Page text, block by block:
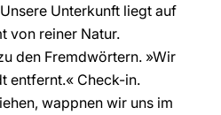
Unterkunft liegt auf
von reiner Natur.
den Fremdwörtern. »Wir
entfernt.« Check-in.
wappnen wir uns im